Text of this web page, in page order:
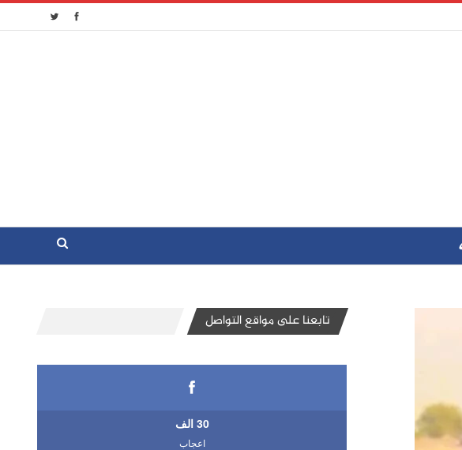
تابعنا على مواقع التواصل
30 الف
اعجاب